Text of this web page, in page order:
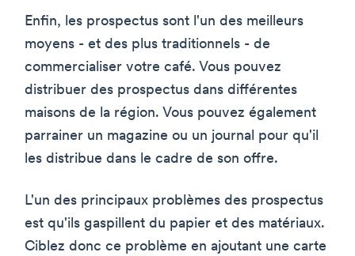
Enfin, les prospectus sont l'un des meilleurs
moyens - et des plus traditionnels - de
commercialiser votre café. Vous pouvez
distribuer des prospectus dans différentes
maisons de la région. Vous pouvez également
parrainer un magazine ou un journal pour qu'il
les distribue dans le cadre de son offre.
L'un des principaux problèmes des prospectus
est qu'ils gaspillent du papier et des matériaux.
Ciblez donc ce problème en ajoutant une carte